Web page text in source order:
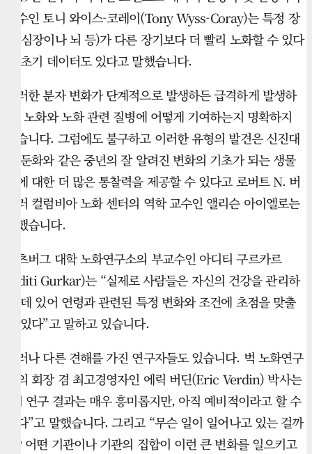
교수인 토니 와이스-코레이(Tony Wyss-Coray)는 특정 장
기(심장이나 뇌 등)가 다른 장기보다 더 빨리 노화할 수 있다
는 초기 데이터도 있다고 말했습니다.
이러한 분자 변화가 단계적으로 발생하든 급격하게 발생하
든, 노화와 노화 관련 질병에 어떻게 기여하는지 명확하지
않습니다. 그럼에도 불구하고 이러한 유형의 발견은 신진대
사 둔화와 같은 중년의 잘 알려진 변화의 기초가 되는 생물
학에 대한 더 많은 통찰력을 제공할 수 있다고 로버트 N. 버
틀러 컬럼비아 노화 센터의 역학 교수인 앨리슨 아이엘로는
말했습니다.
피츠버그 대학 노화연구소의 부교수인 아디티 구르카르
(Aditi Gurkar)는 “실제로 사람들은 자신의 건강을 관리하
는 데 있어 연령과 관련된 특정 변화와 조건에 초점을 맞출
수 있다”고 말하고 있습니다.
그러나 다른 견해를 가진 연구자들도 있습니다. 벅 노화연구
소의 회장 겸 최고경영자인 에릭 버딘(Eric Verdin) 박사는
“이 연구 결과는 매우 흥미롭지만, 아직 예비적이라고 할 수
있다”고 말했습니다. 그리고 “무슨 일이 일어나고 있는 걸까
요? 어떤 기관이나 기관의 집합이 이런 큰 변화를 일으키고